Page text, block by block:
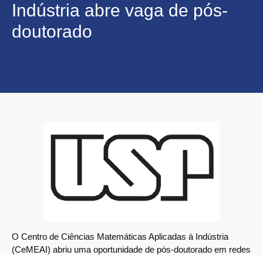
Indústria abre vaga de pós-
doutorado
O Centro de Ciências Matemáticas Aplicadas à Indústria
(CeMEAI) abriu uma oportunidade de pós-doutorado em redes